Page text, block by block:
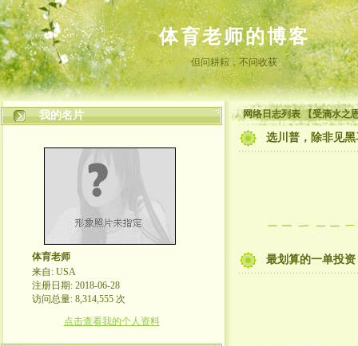
体育老师的博客
但问耕耘，不问收获
我的名片
体育老师
来自: USA
注册日期: 2018-06-28
访问总量: 8,314,555 次
点击查看我的个人资料
网络日志列表 【受滴水之
选川普，除非见黑
最划算的一单投资